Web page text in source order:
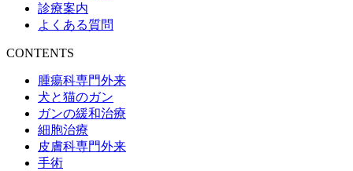
診療案内
よくある質問
CONTENTS
腫瘍科専門外来
犬と猫のガン
ガンの緩和治療
細胞治療
皮膚科専門外来
手術